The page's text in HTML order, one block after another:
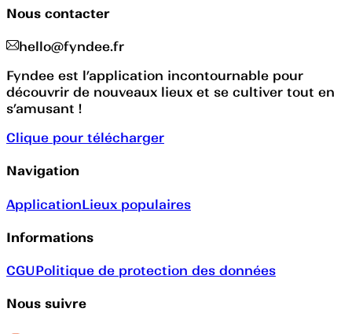
Nous contacter
hello@fyndee.fr
Fyndee est l’application incontournable pour
découvrir de nouveaux lieux et se cultiver tout en
s’amusant !
Clique pour télécharger
Navigation
ApplicationLieux populaires
Informations
CGUPolitique de protection des données
Nous suivre